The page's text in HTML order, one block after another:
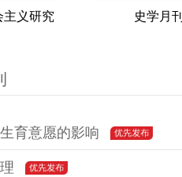
主义研究 史学月刊
育意愿的影响